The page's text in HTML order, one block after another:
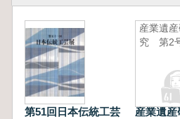
第51回日本伝統工芸
産業遺
究 第2
産業遺